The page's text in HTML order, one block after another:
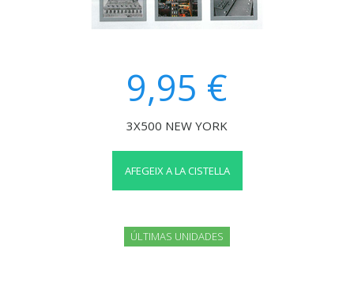
9,95 €
3X500 NEW YORK
AFEGEIX A LA CISTELLA
ÚLTIMAS UNIDADES